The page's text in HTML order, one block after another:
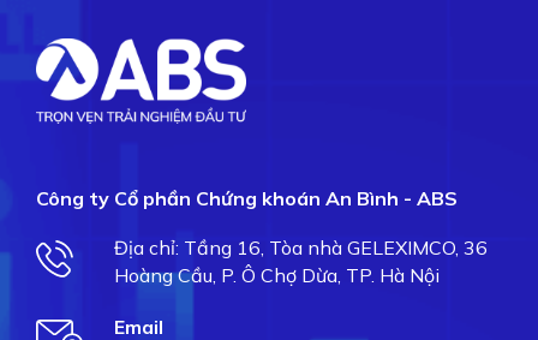
Công ty Cổ phần Chứng khoán An Bình - ABS
Địa chỉ: Tầng 16, Tòa nhà GELEXIMCO, 36
Hoàng Cầu, P. Ô Chợ Dừa, TP. Hà Nội
Email